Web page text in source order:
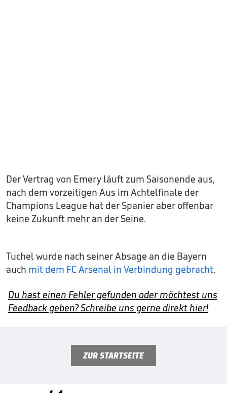
Der Vertrag von Emery läuft zum Saisonende aus,
nach dem vorzeitigen Aus im Achtelfinale der
Champions League hat der Spanier aber offenbar
keine Zukunft mehr an der Seine.
Tuchel wurde nach seiner Absage an die Bayern
auch mit dem FC Arsenal in Verbindung gebracht.
Du hast einen Fehler gefunden oder möchtest uns
Feedback geben? Schreibe uns gerne direkt hier!
ZUR STARTSEITE